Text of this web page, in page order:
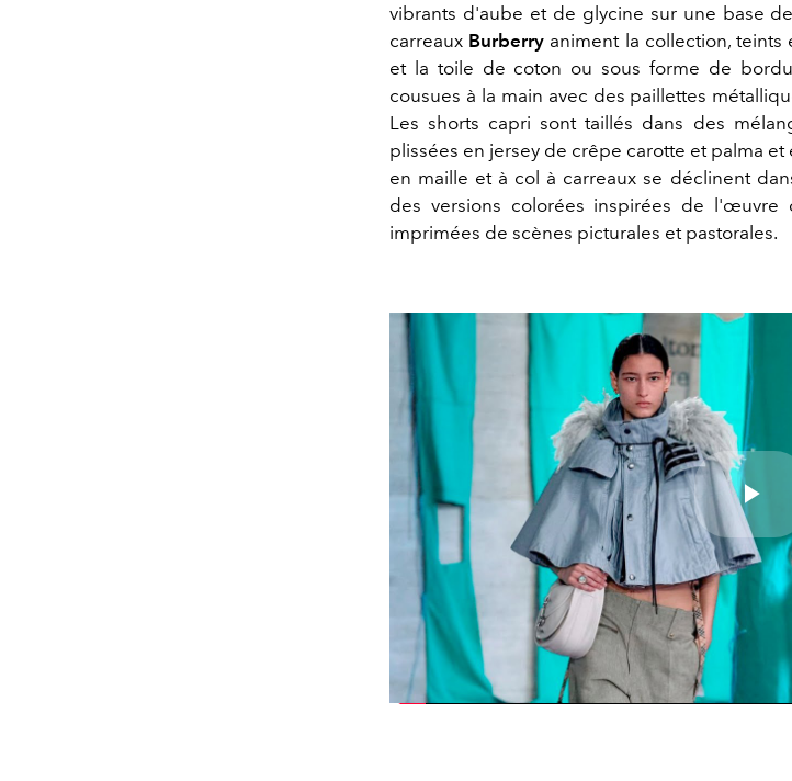
vibrants d'aube et de glycine sur une base
carreaux Burberry animent la collection, teints
et la toile de coton ou sous forme de
cousues à la main avec des paillettes
Les shorts capri sont taillés dans des
plissées en jersey de crêpe carotte et palma et
en maille et à col à carreaux se déclinent
des versions colorées inspirées de
imprimées de scènes picturales et pastorales.